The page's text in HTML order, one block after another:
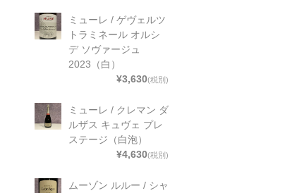
ミューレ / ゲヴェルツ
トラミネール オルシ
デ ソヴァージュ
2023（白）
¥3,630(税別)
ミューレ / クレマン ダ
ルザス キュヴェ プレ
ステージ（白泡）
¥4,630(税別)
ムーゾン ルルー / シャ